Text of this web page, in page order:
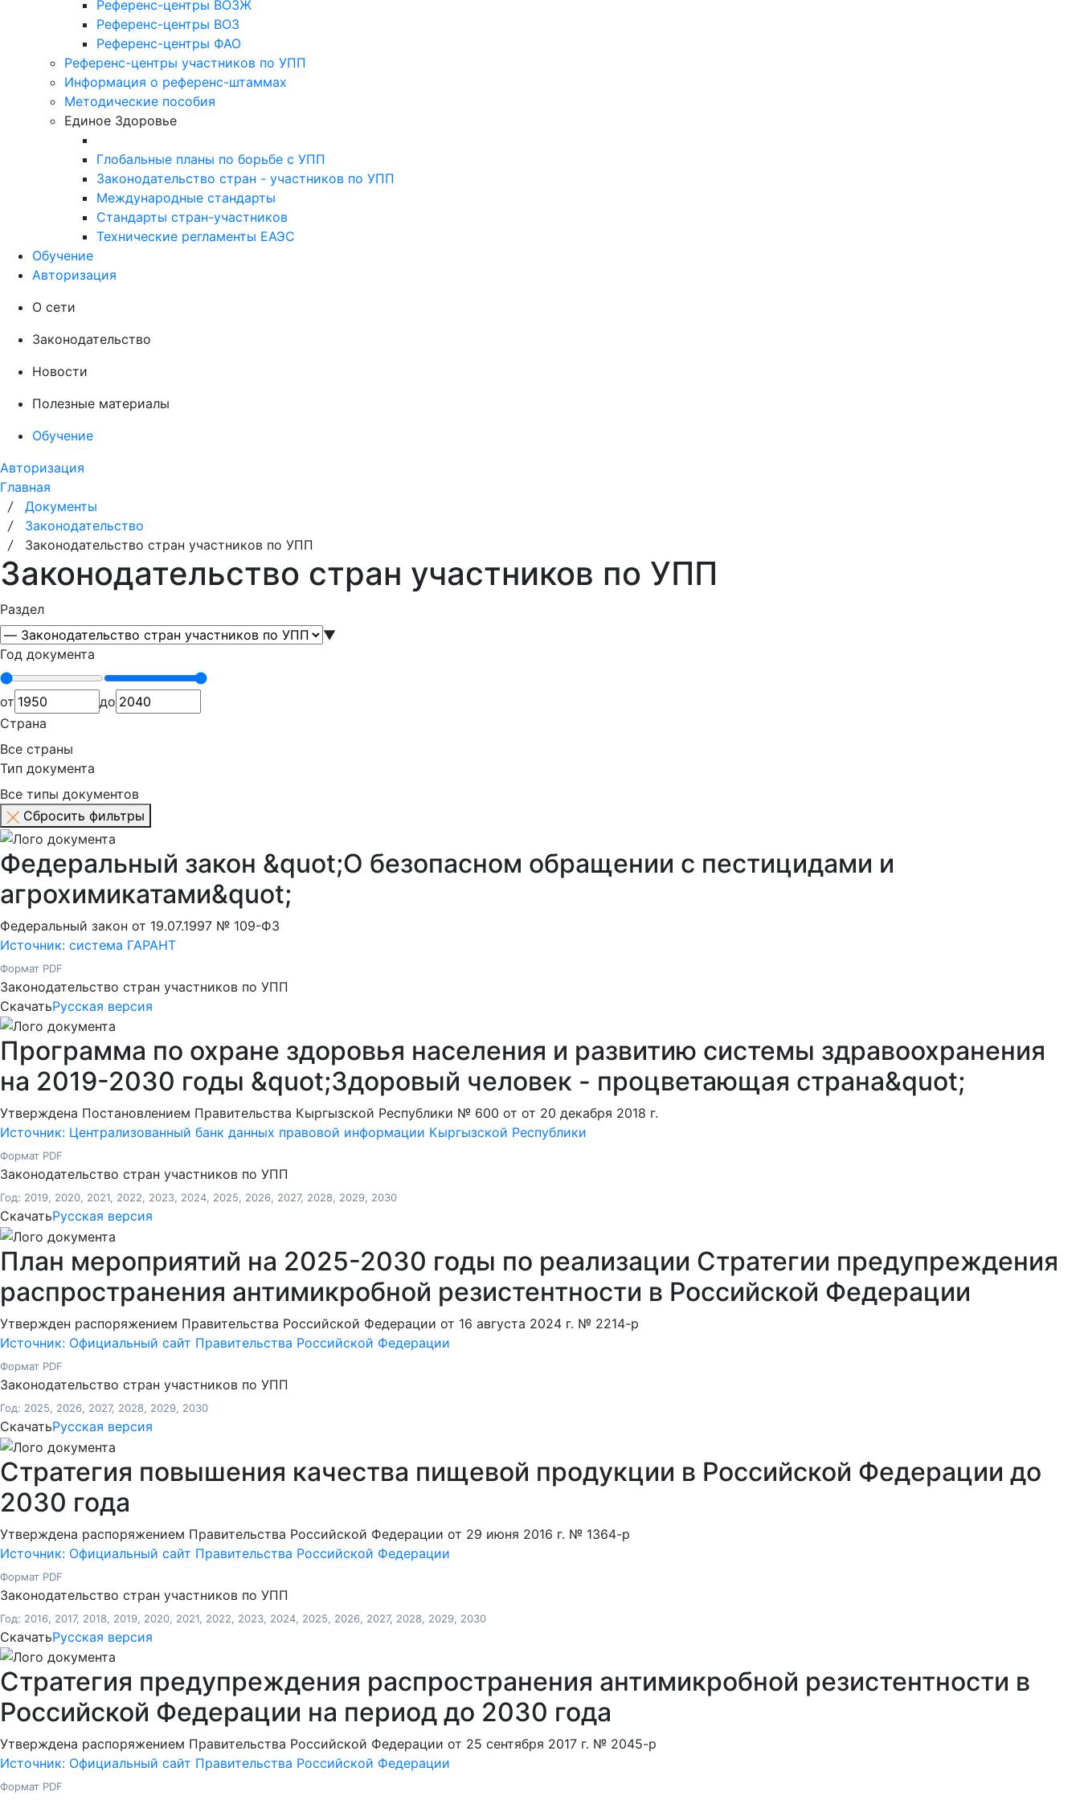
Референс-центры ВОЗЖ
Референс-центры ВОЗ
Референс-центры ФАО
Референс-центры участников по УПП
Информация о референс-штаммах
Методические пособия
Единое Здоровье
Глобальные планы по борьбе с УПП
Законодательство стран - участников по УПП
Международные стандарты
Стандарты стран-участников
Технические регламенты ЕАЭС
Обучение
Авторизация
О сети
Законодательство
Новости
Полезные материалы
Обучение
Авторизация
Главная
/
Документы
/
Законодательство
/
Законодательство стран участников по УПП
Законодательство стран участников по УПП
Раздел
▼
Год документа
от
до
Страна
Все страны
Тип документа
Все типы документов
Сбросить фильтры
Федеральный закон &quot;О безопасном обращении с пестицидами и
агрохимикатами&quot;
Федеральный закон от 19.07.1997 № 109-ФЗ
Источник: система ГАРАНТ
Формат PDF
Законодательство стран участников по УПП
СкачатьРусская версия
Программа по охране здоровья населения и развитию системы здравоохранения
на 2019-2030 годы &quot;Здоровый человек - процветающая страна&quot;
Утверждена Постановлением Правительства Кыргызской Республики № 600 от от 20 декабря 2018 г.
Источник: Централизованный банк данных правовой информации Кыргызской Республики
Формат PDF
Законодательство стран участников по УПП
Год: 2019, 2020, 2021, 2022, 2023, 2024, 2025, 2026, 2027, 2028, 2029, 2030
СкачатьРусская версия
План мероприятий на 2025-2030 годы по реализации Стратегии предупреждения
распространения антимикробной резистентности в Российской Федерации
Утвержден распоряжением Правительства Российской Федерации от 16 августа 2024 г. № 2214-р
Источник: Официальный сайт Правительства Российской Федерации
Формат PDF
Законодательство стран участников по УПП
Год: 2025, 2026, 2027, 2028, 2029, 2030
СкачатьРусская версия
Стратегия повышения качества пищевой продукции в Российской Федерации до
2030 года
Утверждена распоряжением Правительства Российской Федерации от 29 июня 2016 г. № 1364-р
Источник: Официальный сайт Правительства Российской Федерации
Формат PDF
Законодательство стран участников по УПП
Год: 2016, 2017, 2018, 2019, 2020, 2021, 2022, 2023, 2024, 2025, 2026, 2027, 2028, 2029, 2030
СкачатьРусская версия
Стратегия предупреждения распространения антимикробной резистентности в
Российской Федерации на период до 2030 года
Утверждена распоряжением Правительства Российской Федерации от 25 сентября 2017 г. № 2045-р
Источник: Официальный сайт Правительства Российской Федерации
Формат PDF